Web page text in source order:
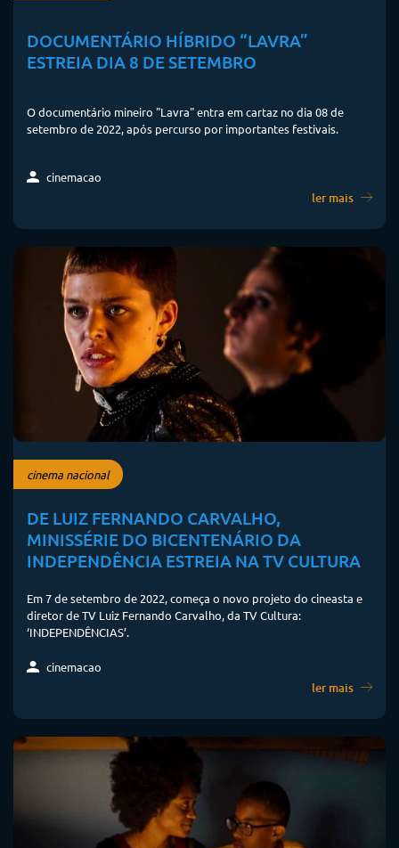
DOCUMENTÁRIO HÍBRIDO “LAVRA”
ESTREIA DIA 8 DE SETEMBRO
O documentário mineiro "Lavra" entra em cartaz no dia 08 de
setembro de 2022, após percurso por importantes festivais.
cinemacao
ler mais
cinema nacional
DE LUIZ FERNANDO CARVALHO,
MINISSÉRIE DO BICENTENÁRIO DA
INDEPENDÊNCIA ESTREIA NA TV CULTURA
Em 7 de setembro de 2022, começa o novo projeto do cineasta e
diretor de TV Luiz Fernando Carvalho, da TV Cultura:
‘INDEPENDÊNCIAS’.
cinemacao
ler mais